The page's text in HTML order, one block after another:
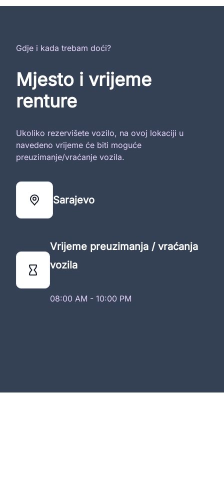
Gdje i kada trebam doći?
Mjesto i vrijeme
renture
Ukoliko rezervišete vozilo, na ovoj lokaciji u
navedeno vrijeme će biti moguće
preuzimanje/vraćanje vozila.
Sarajevo
Vrijeme preuzimanja / vraćanja
vozila
08:00 AM - 10:00 PM